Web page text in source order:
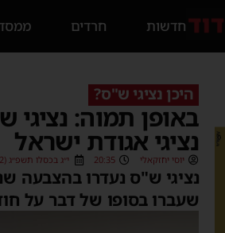
חדשות חרדים
היכן נציגי ש"ס?
באופן תמוה:
נציגי אגודת ישראל
יוסי יחזקאלי 20:35 י״ג בכסלו תשפ״ג (07/12/2022)
נציגי ש"ס נעדרו בהצבעה
שעברו בסופו של דבר על